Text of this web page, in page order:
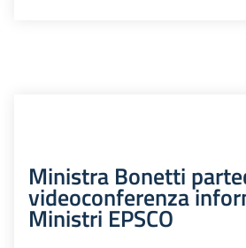
Ministra Bonetti
videoconferenza
Ministri EPSCO